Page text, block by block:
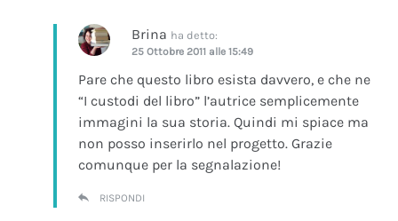
Brina ha detto:
25 Ottobre 2011 alle 15:49
Pare che questo libro esista davvero, e che ne
“I custodi del libro” l’autrice semplicemente
immagini la sua storia. Quindi mi spiace ma
non posso inserirlo nel progetto. Grazie
comunque per la segnalazione!
RISPONDI